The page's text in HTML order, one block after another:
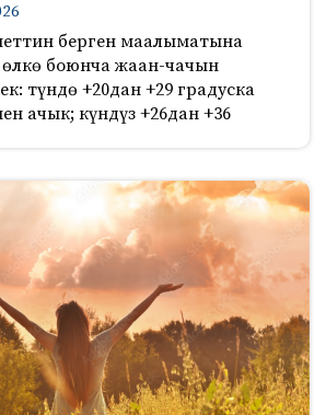
берген маалыматына
боюнча жаан-чачын
түндө +20дан +29 градуска
ачык; күндүз +26дан +36